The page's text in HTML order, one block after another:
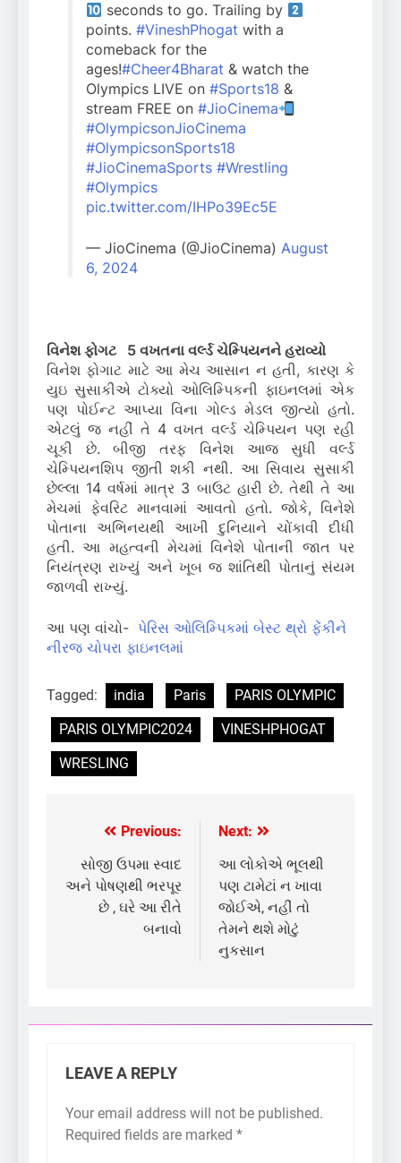
seconds to go. Trailing by
points. #VineshPhogat with a
comeback for the
ages!#Cheer4Bharat & watch the
Olympics LIVE on #Sports18 &
stream FREE on #JioCinema
#OlympicsonJioCinema
#OlympicsonSports18
#JioCinemaSports #Wrestling
#Olympics
pic.twitter.com/IHPo39Ec5E
— JioCinema (@JioCinema) August
6, 2024
વિનેશ ફોગટ 5 વખતના વર્લ્ડ ચેમ્પિયનને હરાવ્યો
વિનેશ ફોગાટ માટે આ મેચ આસાન ન હતી, કારણ કે
યુઇ સુસાકીએ ટોક્યો ઓલિમ્પિકની ફાઇનલમાં એક
પણ પોઈન્ટ આપ્યા વિના ગોલ્ડ મેડલ જીત્યો હતો.
એટલું જ નહીં તે 4 વખત વર્લ્ડ ચેમ્પિયન પણ રહી
ચૂકી છે. બીજી તરફ વિનેશ આજ સુધી વર્લ્ડ
ચેમ્પિયનશિપ જીતી શકી નથી. આ સિવાય સુસાકી
છેલ્લા 14 વર્ષમાં માત્ર 3 બાઉટ હારી છે. તેથી તે આ
મેચમાં ફેવરિટ માનવામાં આવતો હતો. જોકે, વિનેશે
પોતાના અભિનયથી આખી દુનિયાને ચોંકાવી દીધી
હતી. આ મહત્વની મેચમાં વિનેશે પોતાની જાત પર
નિયંત્રણ રાખ્યું અને ખૂબ જ શાંતિથી પોતાનું સંયમ
જાળવી રાખ્યું.
આ પણ વાંચો- પેરિસ ઓલિમ્પિકમાં બેસ્ટ થ્રો ફેંકીને
નીરજ ચોપરા ફાઇનલમાં
Tagged: india Paris
PARIS OLYMPIC
PARIS OLYMPIC2024
VINESHPHOGAT
WRESLING
Post
navigation
Previous:
સોજી ઉપમા સ્વાદ
અને પોષણથી ભરપૂર
છે , ઘરે આ રીતે
બનાવો
Next:
આ લોકોએ ભૂલથી
પણ ટામેટાં ન ખાવા
જોઈએ, નહીં તો
તેમને થશે મોટું
નુકસાન
LEAVE A REPLY
Your email address will not be published.
Required fields are marked *